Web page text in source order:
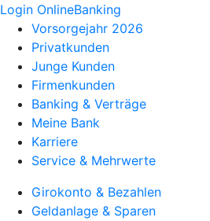
Login OnlineBanking
Vorsorgejahr 2026
Privatkunden
Junge Kunden
Firmenkunden
Banking & Verträge
Meine Bank
Karriere
Service & Mehrwerte
Girokonto & Bezahlen
Geldanlage & Sparen